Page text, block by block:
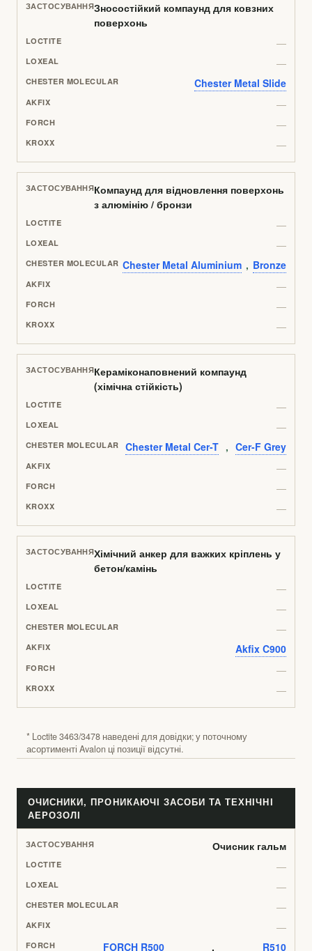
Зносостійкий компаунд для ковзних
поверхонь
—
—
Chester Metal Slide
—
—
—
Компаунд для відновлення поверхонь
з алюмінію / бронзи
—
—
Chester Metal Aluminium , Bronze
—
—
—
Кераміконаповнений компаунд
(хімічна стійкість)
—
—
Chester Metal Cer-T , Cer-F Grey
—
—
—
Хімічний анкер для важких кріплень у
бетон/камінь
—
—
—
Akfix C900
—
—
* Loctite 3463/3478 наведені для довідки; у поточному
асортименті Avalon ці позиції відсутні.
ОЧИСНИКИ, ПРОНИКАЮЧІ ЗАСОБИ ТА ТЕХНІЧНІ
АЕРОЗОЛІ
Очисник гальм
—
—
—
—
FORCH R500
, R510